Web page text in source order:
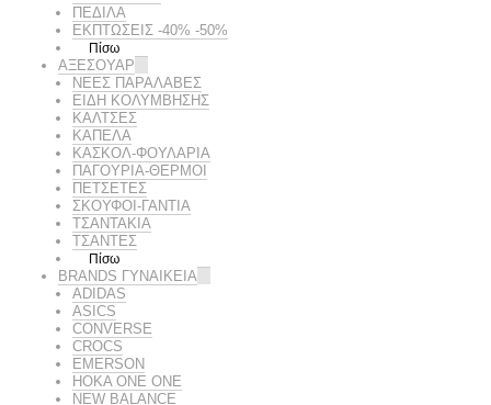
ΠΕΔΙΛΑ
ΕΚΠΤΏΣΕΙΣ -40% -50%
Πίσω
ΑΞΕΣΟΥΑΡ
ΝΕΕΣ ΠΑΡΑΛΑΒΕΣ
ΕΙΔΗ ΚΟΛΥΜΒΗΣΗΣ
ΚΑΛΤΣΕΣ
ΚΑΠΕΛΑ
ΚΑΣΚΟΛ-ΦΟΥΛΑΡΙΑ
ΠΑΓΟΥΡΙΑ-ΘΕΡΜΟΙ
ΠΕΤΣΈΤΕΣ
ΣΚΟΥΦΟΙ-ΓΑΝΤΙΑ
ΤΣΑΝΤΑΚΙΑ
ΤΣΑΝΤΕΣ
Πίσω
BRANDS ΓΥΝΑΙΚΕΊΑ
ADIDAS
ASICS
CONVERSE
CROCS
EMERSON
HOKA ONE ONE
NEW BALANCE